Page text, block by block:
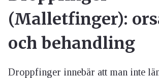
(Malletfinger):
och behandling
Droppfinger innebär att man inte